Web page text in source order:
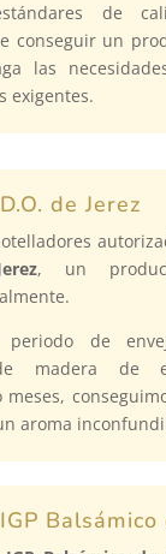
de
conseguir un
las
exigentes.
de Jerez
, un
de
madera de
meses,
aroma
Balsámico